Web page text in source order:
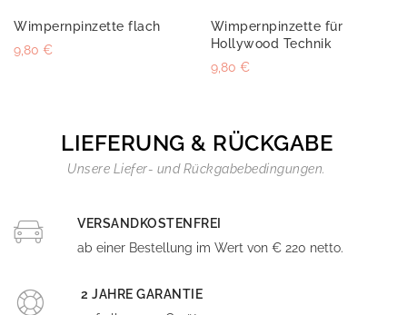
Wimpernpinzette flach
9,80 €
Wimpernpinzette für
Hollywood Technik
9,80 €
LIEFERUNG & RÜCKGABE
Unsere Liefer- und Rückgabebedingungen.
VERSANDKOSTENFREI
ab einer Bestellung im Wert von € 220 netto.
2 JAHRE GARANTIE